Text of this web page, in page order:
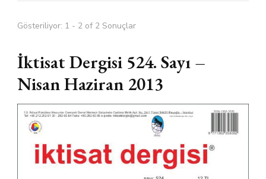
Gösteriliyor: 1 - 2 of 2 Sonuçlar
İktisat Dergisi 524. Sayı –
Nisan Haziran 2013